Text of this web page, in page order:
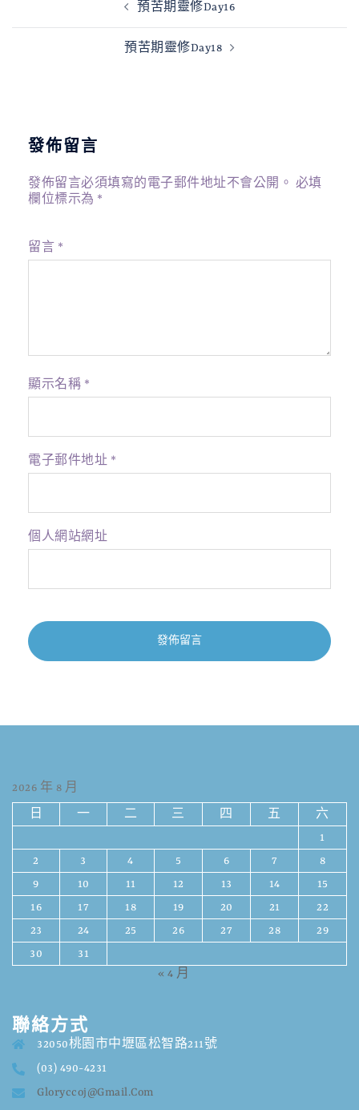
導
預苦期靈修Day16
預苦期靈修Day18
發佈留言
發佈留言必須填寫的電子郵件地址不會公開。 必填
欄位標示為 *
留言 *
顯示名稱 *
電子郵件地址 *
個人網站網址
2026 年 8 月
日 一 二 三 四 五
六
1
2
3 4 5 6 7
8
9
10 11 12 13 14
15
16
17 18 19 20 21
22
23
24 25 26 27 28
29
30
31
« 4 月
聯絡方式
32050桃園市中壢區松智路211號
(03) 490-4231
Gloryccoj@gmail.com